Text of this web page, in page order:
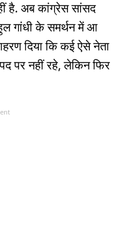
है. अब कांग्रेस सांसद
गांधी के समर्थन में आ
दिया कि कई ऐसे नेता
पर नहीं रहे, लेकिन फिर